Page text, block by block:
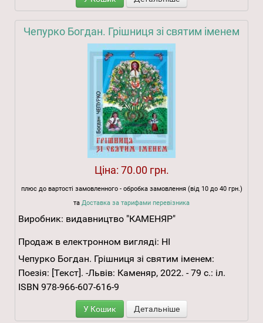
Чепурко Богдан. Грішниця зі святим іменем
Ціна: 70.00 грн.
плюс до вартості замовленного - обробка замовлення (від 10 до 40 грн.)
та Доставка за тарифами перевізника
Виробник: видавництво "КАМЕНЯР"
Продаж в електронном вигляді: НІ
Чепурко Богдан. Грішниця зі святим іменем:
Поезія: [Текст]. -Львів: Каменяр, 2022. - 79 с.: іл.
ISBN 978-966-607-616-9
У Кошик Детальніше